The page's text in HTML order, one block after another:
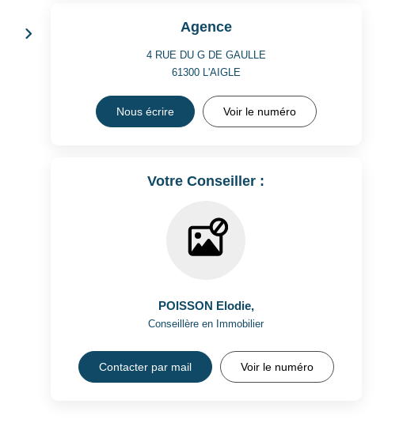
Agence
4 RUE DU G DE GAULLE
61300 L'AIGLE
Nous écrire Voir le numéro
Votre Conseiller :
POISSON Elodie,
Conseillère en Immobilier
Contacter par mail Voir le numéro